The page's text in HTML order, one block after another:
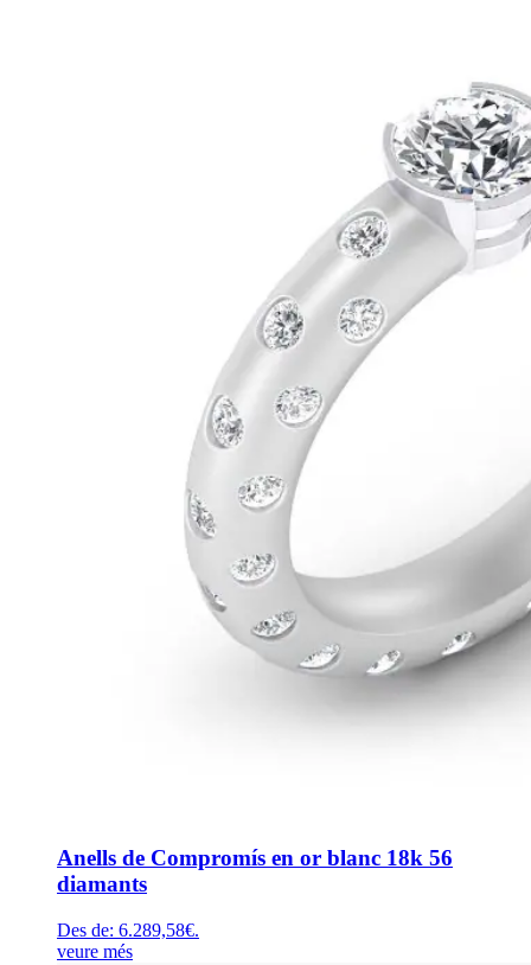
Anells de Compromís en or blanc 18k 56
diamants
Des de: 6.289,58€.
veure més